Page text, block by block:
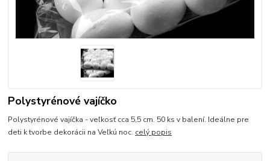
Polystyrénové vajíčko
Polystyrénové vajíčka - veľkosť cca 5,5 cm. 50 ks v balení. Ideálne pre
deti k tvorbe dekorácii na Veľkú noc. celý popis